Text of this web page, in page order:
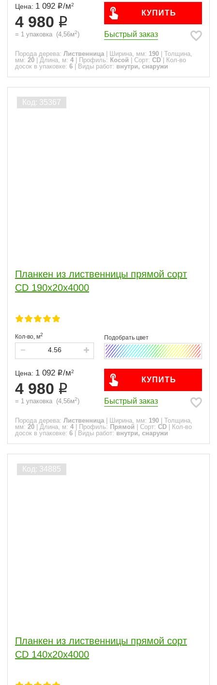
Цена: 1 092 /м2
4 980
= 1 упаковка (4,56м2)
КУПИТЬ
Быстрый заказ
Порода дерева: Лиственница Ширина, мм: 190
Толщина,
мм: 20 Длина, м: 4 Профиль: Косой Сорт: CD
Кол-во
досок в упаковке: 6 Виды работ: внутри, снаружи
Планкен из лиственницы прямой сорт
CD 190x20x4000
Кол-во, м2
Цена: 1 092 /м2
4 980
= 1 упаковка (4,56м2)
КУПИТЬ
Быстрый заказ
Порода дерева: Лиственница Ширина, мм: 190
Толщина,
мм: 20 Длина, м: 4 Профиль: Прямой Сорт: CD
Кол-во
досок в упаковке: 6 Виды работ: внутри, снаружи
Планкен из лиственницы прямой сорт
CD 140x20x4000